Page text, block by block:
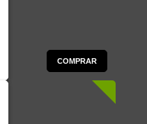
COMPRAR